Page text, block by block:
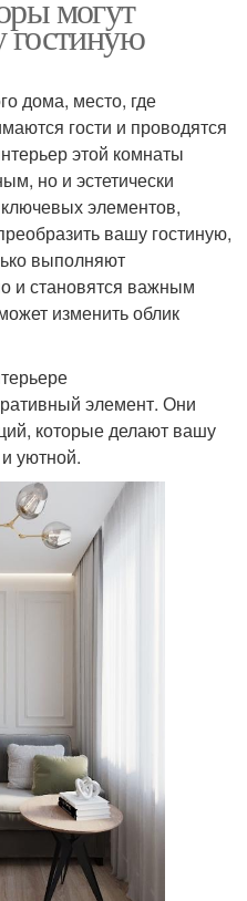
гостиную
дома, место, где
гости и проводятся
этой комнаты
но и эстетически
элементов,
вашу гостиную,
выполняют
и становятся важным
изменить облик
элемент. Они
которые делают вашу
уютной.